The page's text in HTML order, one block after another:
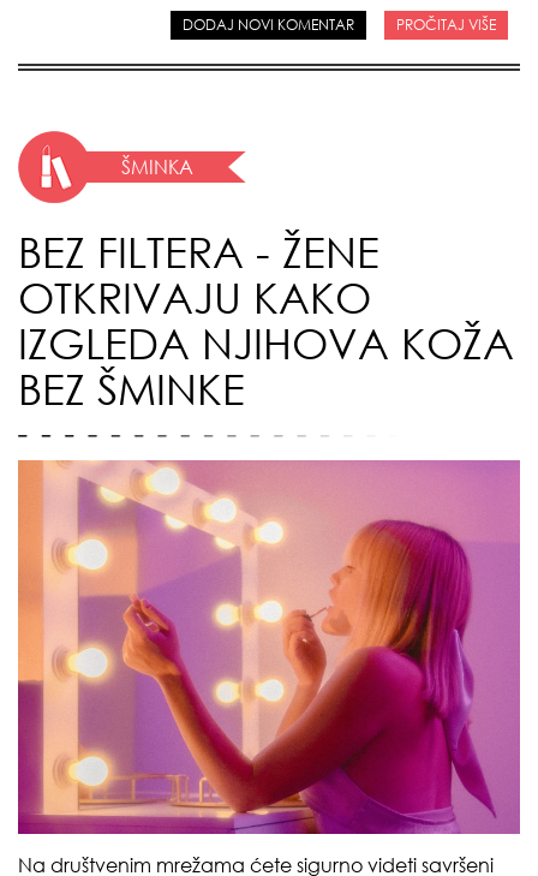
DODAJ NOVI KOMENTAR PROČITAJ VIŠE
ŠMINKA
BEZ FILTERA - ŽENE
OTKRIVAJU KAKO
IZGLEDA NJIHOVA KOŽA
BEZ ŠMINKE
Na društvenim mrežama ćete sigurno videti savršeni